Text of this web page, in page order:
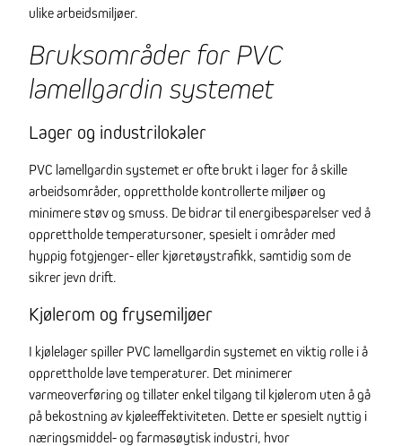
ulike arbeidsmiljøer.
Bruksområder for PVC
lamellgardin systemet
Lager og industrilokaler
PVC lamellgardin systemet er ofte brukt i lager for å skille
arbeidsområder, opprettholde kontrollerte miljøer og
minimere støv og smuss. De bidrar til energibesparelser ved å
opprettholde temperatursoner, spesielt i områder med
hyppig fotgjenger- eller kjøretøystrafikk, samtidig som de
sikrer jevn drift.
Kjølerom og frysemiljøer
I kjølelager spiller PVC lamellgardin systemet en viktig rolle i å
opprettholde lave temperaturer. Det minimerer
varmeoverføring og tillater enkel tilgang til kjølerom uten å gå
på bekostning av kjøleeffektiviteten. Dette er spesielt nyttig i
næringsmiddel- og farmasøytisk industri, hvor